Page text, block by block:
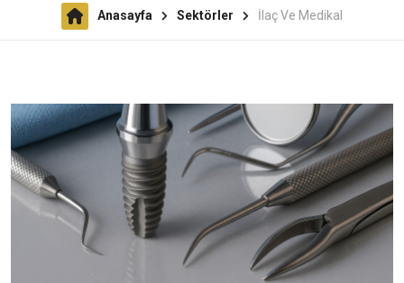
Anasayfa Sektörler İlaç Ve Medikal